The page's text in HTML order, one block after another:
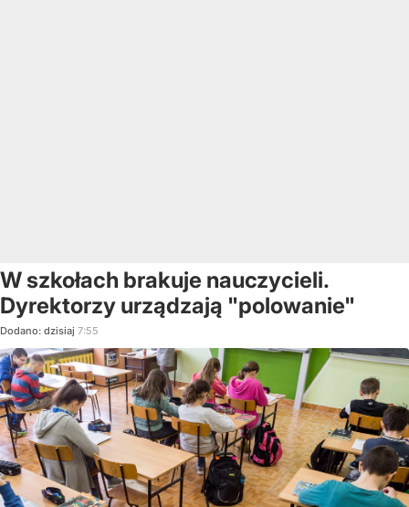
W szkołach brakuje nauczycieli.
Dyrektorzy urządzają "polowanie"
Dodano: dzisiaj 7:55